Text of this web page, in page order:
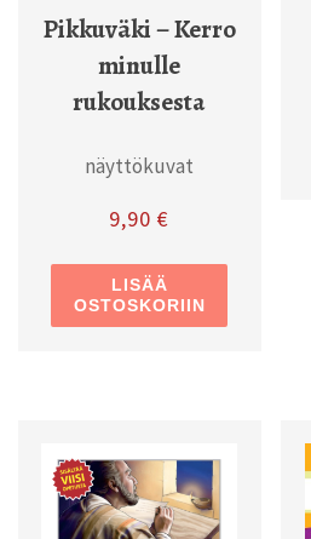
Pikkuväki – Kerro
minulle
rukouksesta
näyttökuvat
9,90€
LISÄÄ
OSTOSKORIIN